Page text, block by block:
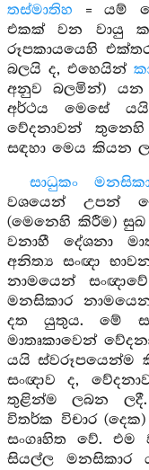
තස්මාතිහ = යම්
එකක් වන වායු
රූපකායයෙහි
බලයි ද, එහෙයින්
අනුව බලමින්) යන
අර්ථය මෙසේ
වේදනාවන්
සඳහා මෙය කියන
සාධුකං
වශයෙන් උපන්
(මෙනෙහි කිරීම)
වනාහී දේශනා
අනිත්‍ය සංඥා
නාමයෙන්
මනසිකාර
දත යුතුය. මේ
මාතෘකාවෙන්
යයි ස්වරූපයෙන්ම
සංඥාව ද,
තුළින්ම ලබන
විතර්ක විචාර
සංගෘහිත වේ.
සියල්ල මනසිකාර